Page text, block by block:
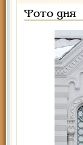
Фото дня